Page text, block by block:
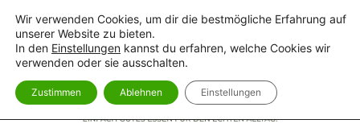
Wir verwenden Cookies, um dir die bestmögliche Erfahrung auf
unserer Website zu bieten.
In den Einstellungen kannst du erfahren, welche Cookies wir
verwenden oder sie ausschalten.
Zustimmen Ablehnen Einstellungen